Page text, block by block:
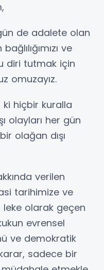
de adalete olan
ve
diri tutmak için
omuzayız.
hiçbir kuralla
olayları her gün
olağan dışı
verilen
tarihimize ve
olarak geçen
evrensel
ve demokratik
sadece bir